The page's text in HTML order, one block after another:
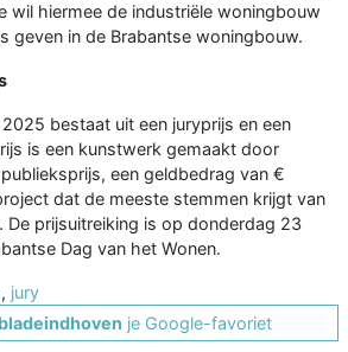
wil hiermee de industriële woningbouw
geven in de Brabantse woningbouw.
bestaat uit een juryprijs en een
is een kunstwerk gemaakt door
een geldbedrag van €
dat de meeste stemmen krijgt van
De prijsuitreiking is op donderdag 23
Dag van het Wonen.
, jury
je Google-favoriet